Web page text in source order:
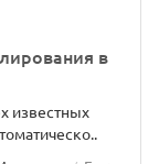
в
известных